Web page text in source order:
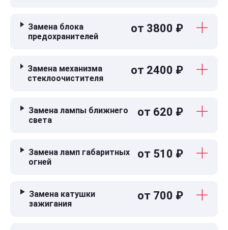
Замена блока
предохранителей
от 3800 ₽
Замена механизма
стеклоочистителя
от 2400 ₽
Замена лампы ближнего
света
от 620 ₽
Замена ламп габаритных
огней
от 510 ₽
Замена катушки
зажигания
от 700 ₽